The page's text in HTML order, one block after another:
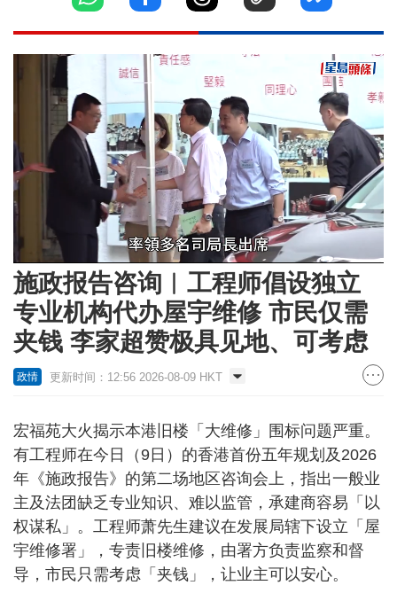
Unmute Loaded:
19.16%
施政报告咨询︱工程师倡设独立
专业机构代办屋宇维修 市民仅需
夹钱 李家超赞极具见地、可考虑
政情 更新时间：12:56 2026-08-09 HKT
宏福苑大火揭示本港旧楼「大维修」围标问题严重。
有工程师在今日（9日）的香港首份五年规划及2026
年《施政报告》的第二场地区咨询会上，指出一般业
主及法团缺乏专业知识、难以监管，承建商容易「以
权谋私」。工程师萧先生建议在发展局辖下设立「屋
宇维修署」，专责旧楼维修，由署方负责监察和督
导，市民只需考虑「夹钱」，让业主可以安心。